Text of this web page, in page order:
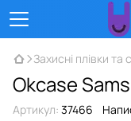
Захисні плівки та
Okcase
Артикул: 37466